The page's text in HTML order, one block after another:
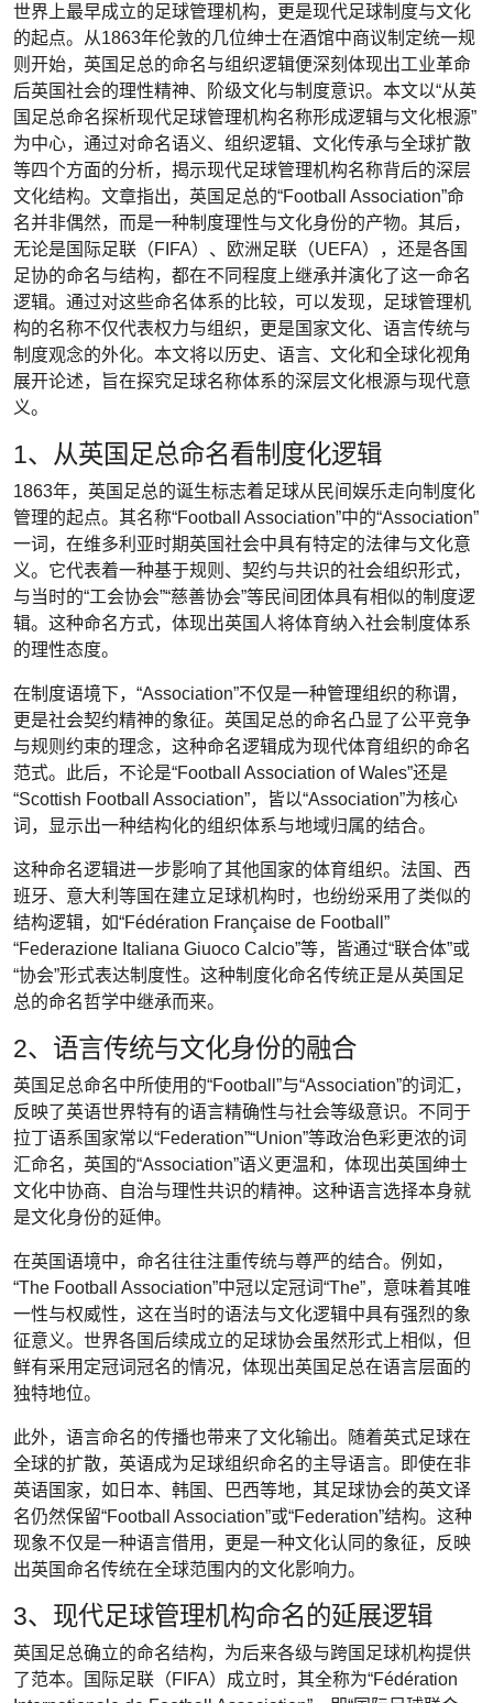
世界上最早成立的足球管理机构，更是现代足球制度与文化
的起点。从1863年伦敦的几位绅士在酒馆中商议制定统一规
则开始，英国足总的命名与组织逻辑便深刻体现出工业革命
后英国社会的理性精神、阶级文化与制度意识。本文以“从英
国足总命名探析现代足球管理机构名称形成逻辑与文化根源”
为中心，通过对命名语义、组织逻辑、文化传承与全球扩散
等四个方面的分析，揭示现代足球管理机构名称背后的深层
文化结构。文章指出，英国足总的“Football Association”命
名并非偶然，而是一种制度理性与文化身份的产物。其后，
无论是国际足联（FIFA）、欧洲足联（UEFA），还是各国
足协的命名与结构，都在不同程度上继承并演化了这一命名
逻辑。通过对这些命名体系的比较，可以发现，足球管理机
构的名称不仅代表权力与组织，更是国家文化、语言传统与
制度观念的外化。本文将以历史、语言、文化和全球化视角
展开论述，旨在探究足球名称体系的深层文化根源与现代意
义。
1、从英国足总命名看制度化逻辑
1863年，英国足总的诞生标志着足球从民间娱乐走向制度化
管理的起点。其名称“Football Association”中的“Association”
一词，在维多利亚时期英国社会中具有特定的法律与文化意
义。它代表着一种基于规则、契约与共识的社会组织形式，
与当时的“工会协会”“慈善协会”等民间团体具有相似的制度逻
辑。这种命名方式，体现出英国人将体育纳入社会制度体系
的理性态度。
在制度语境下，“Association”不仅是一种管理组织的称谓，
更是社会契约精神的象征。英国足总的命名凸显了公平竞争
与规则约束的理念，这种命名逻辑成为现代体育组织的命名
范式。此后，不论是“Football Association of Wales”还是
“Scottish Football Association”，皆以“Association”为核心
词，显示出一种结构化的组织体系与地域归属的结合。
这种命名逻辑进一步影响了其他国家的体育组织。法国、西
班牙、意大利等国在建立足球机构时，也纷纷采用了类似的
结构逻辑，如“Fédération Française de Football”
“Federazione Italiana Giuoco Calcio”等，皆通过“联合体”或
“协会”形式表达制度性。这种制度化命名传统正是从英国足
总的命名哲学中继承而来。
2、语言传统与文化身份的融合
英国足总命名中所使用的“Football”与“Association”的词汇，
反映了英语世界特有的语言精确性与社会等级意识。不同于
拉丁语系国家常以“Federation”“Union”等政治色彩更浓的词
汇命名，英国的“Association”语义更温和，体现出英国绅士
文化中协商、自治与理性共识的精神。这种语言选择本身就
是文化身份的延伸。
在英国语境中，命名往往注重传统与尊严的结合。例如，
“The Football Association”中冠以定冠词“The”，意味着其唯
一性与权威性，这在当时的语法与文化逻辑中具有强烈的象
征意义。世界各国后续成立的足球协会虽然形式上相似，但
鲜有采用定冠词冠名的情况，体现出英国足总在语言层面的
独特地位。
此外，语言命名的传播也带来了文化输出。随着英式足球在
全球的扩散，英语成为足球组织命名的主导语言。即使在非
英语国家，如日本、韩国、巴西等地，其足球协会的英文译
名仍然保留“Football Association”或“Federation”结构。这种
现象不仅是一种语言借用，更是一种文化认同的象征，反映
出英国命名传统在全球范围内的文化影响力。
3、现代足球管理机构命名的延展逻辑
英国足总确立的命名结构，为后来各级与跨国足球机构提供
了范本。国际足联（FIFA）成立时，其全称为“Fédération